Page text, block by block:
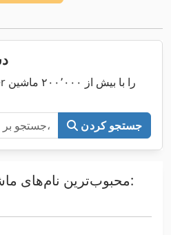
جستجو کردن
محبوب‌ترین نام‌های ماشین‌آلات را مرور کنید: